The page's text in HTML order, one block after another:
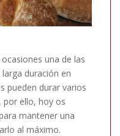
una de las
duración en
pueden durar varios
por ello, hoy os
mantener una
al máximo.